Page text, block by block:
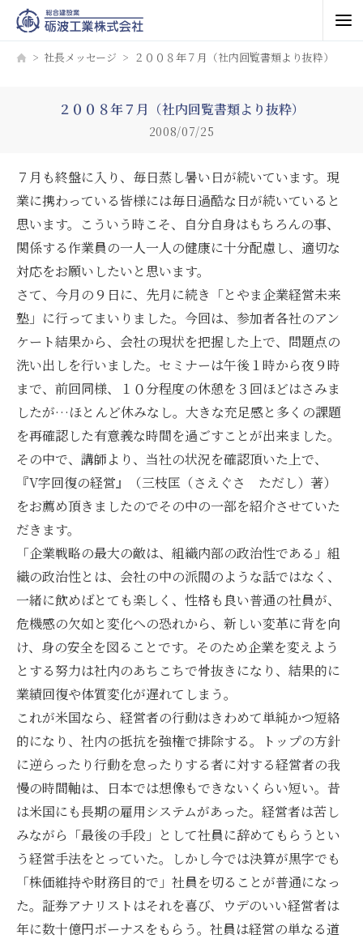
社長メッセージ ２００８年７月（社内回覧書類より抜粋）
２００８年７月（社内回覧書類より抜粋）
2008/07/25
７月も終盤に入り、毎日蒸し暑い日が続いています。現
業に携わっている皆様には毎日過酷な日が続いていると
思います。こういう時こそ、自分自身はもちろんの事、
関係する作業員の一人一人の健康に十分配慮し、適切な
対応をお願いしたいと思います。
さて、今月の９日に、先月に続き「とやま企業経営未来
塾」に行ってまいりました。今回は、参加者各社のアン
ケート結果から、会社の現状を把握した上で、問題点の
洗い出しを行いました。セミナーは午後１時から夜９時
まで、前回同様、１０分程度の休憩を３回ほどはさみま
したが…ほとんど休みなし。大きな充足感と多くの課題
を再確認した有意義な時間を過ごすことが出来ました。
その中で、講師より、当社の状況を確認頂いた上で、
『V字回復の経営』（三枝匡（さえぐさ ただし）著）
をお薦め頂きましたのでその中の一部を紹介させていた
だきます。
「企業戦略の最大の敵は、組織内部の政治性である」組
織の政治性とは、会社の中の派閥のような話ではなく、
一緒に飲めばとても楽しく、性格も良い普通の社員が、
危機感の欠如と変化への恐れから、新しい変革に背を向
け、身の安全を図ることです。そのため企業を変えよう
とする努力は社内のあちこちで骨抜きになり、結果的に
業績回復や体質変化が遅れてしまう。
これが米国なら、経営者の行動はきわめて単純かつ短絡
的になり、社内の抵抗を強権で排除する。トップの方針
に逆らったり行動を怠ったりする者に対する経営者の我
慢の時間軸は、日本では想像もできないくらい短い。昔
は米国にも長期の雇用システムがあった。経営者は苦し
みながら「最後の手段」として社員に辞めてもらうとい
う経営手法をとっていた。しかし今では決算が黒字でも
「株価維持や財務目的で」社員を切ることが普通になっ
た。証券アナリストはそれを喜び、ウデのいい経営者は
年に数十億円ボーナスをもらう。社員は経営の単なる道